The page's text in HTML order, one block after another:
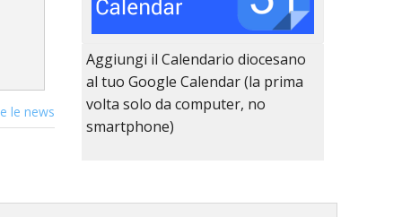
le news
Aggiungi il Calendario diocesano
al tuo Google Calendar (la prima
volta solo da computer, no
smartphone)